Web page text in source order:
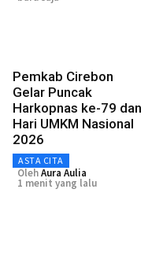
Pemkab Cirebon
Gelar Puncak
Harkopnas ke-79 dan
Hari UMKM Nasional
2026
ASTA CITA
OlehAura Aulia
1 menit yang lalu